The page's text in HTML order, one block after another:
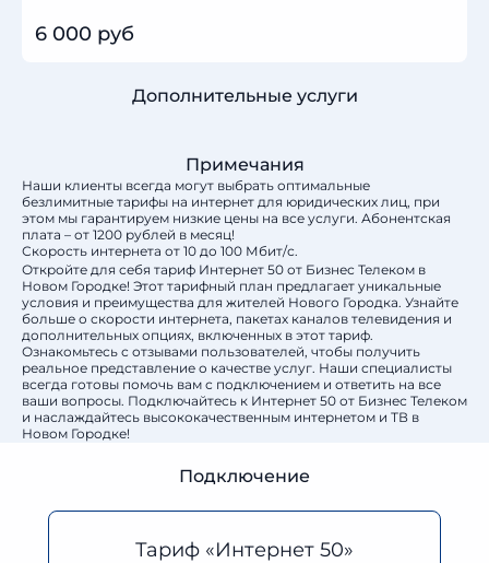
6 000 руб
Дополнительные услуги
Примечания
Наши клиенты всегда могут выбрать оптимальные
безлимитные тарифы на интернет для юридических лиц, при
этом мы гарантируем низкие цены на все услуги. Абонентская
плата – от 1200 рублей в месяц!
Скорость интернета от 10 до 100 Мбит/с.
Откройте для себя тариф Интернет 50 от Бизнес Телеком в
Новом Городке! Этот тарифный план предлагает уникальные
условия и преимущества для жителей Нового Городка. Узнайте
больше о скорости интернета, пакетах каналов телевидения и
дополнительных опциях, включенных в этот тариф.
Ознакомьтесь с отзывами пользователей, чтобы получить
реальное представление о качестве услуг. Наши специалисты
всегда готовы помочь вам с подключением и ответить на все
ваши вопросы. Подключайтесь к Интернет 50 от Бизнес Телеком
и наслаждайтесь высококачественным интернетом и ТВ в
Новом Городке!
Подключение
Тариф «Интернет 50»